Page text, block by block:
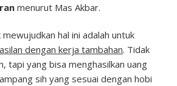
menurut Mas Akbar.
hal ini adalah untuk
dengan kerja tambahan. Tidak
tapi yang bisa menghasilkan uang
sih yang sesuai dengan hobi